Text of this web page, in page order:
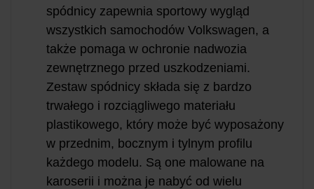
spódnicy zapewnia sportowy wygląd
wszystkich samochodów Volkswagen, a
także pomaga w ochronie nadwozia
zewnętrznego przed uszkodzeniami.
Zestaw spódnicy składa się z bardzo
trwałego i rozciągliwego materiału
plastikowego, który może być wyposażony
w przednim, bocznym i tylnym profilu
każdego modelu. Są one malowane na
karoserii i można je nabyć od wielu